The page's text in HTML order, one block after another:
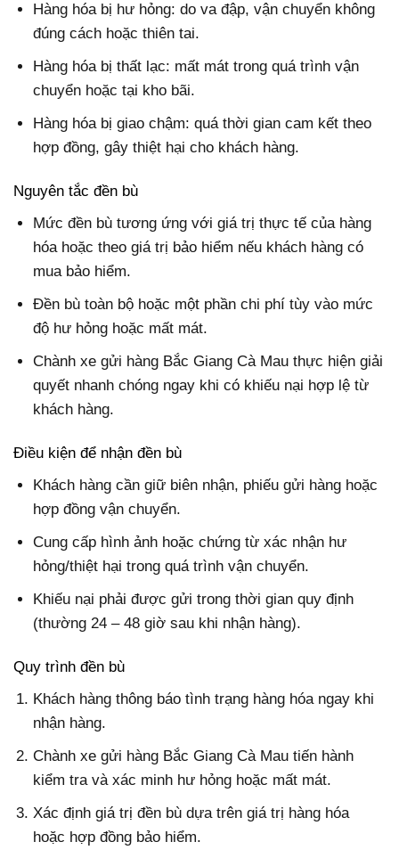
Hàng hóa bị hư hỏng: do va đập, vận chuyển không
đúng cách hoặc thiên tai.
Hàng hóa bị thất lạc: mất mát trong quá trình vận
chuyển hoặc tại kho bãi.
Hàng hóa bị giao chậm: quá thời gian cam kết theo
hợp đồng, gây thiệt hại cho khách hàng.
Nguyên tắc đền bù
Mức đền bù tương ứng với giá trị thực tế của hàng
hóa hoặc theo giá trị bảo hiểm nếu khách hàng có
mua bảo hiểm.
Đền bù toàn bộ hoặc một phần chi phí tùy vào mức
độ hư hỏng hoặc mất mát.
Chành xe gửi hàng Bắc Giang Cà Mau thực hiện giải
quyết nhanh chóng ngay khi có khiếu nại hợp lệ từ
khách hàng.
Điều kiện để nhận đền bù
Khách hàng cần giữ biên nhận, phiếu gửi hàng hoặc
hợp đồng vận chuyển.
Cung cấp hình ảnh hoặc chứng từ xác nhận hư
hỏng/thiệt hại trong quá trình vận chuyển.
Khiếu nại phải được gửi trong thời gian quy định
(thường 24 – 48 giờ sau khi nhận hàng).
Quy trình đền bù
Khách hàng thông báo tình trạng hàng hóa ngay khi
nhận hàng.
Chành xe gửi hàng Bắc Giang Cà Mau tiến hành
kiểm tra và xác minh hư hỏng hoặc mất mát.
Xác định giá trị đền bù dựa trên giá trị hàng hóa
hoặc hợp đồng bảo hiểm.